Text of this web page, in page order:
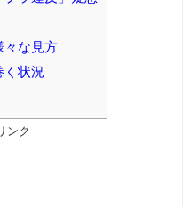
々な見方
く状況
ンク